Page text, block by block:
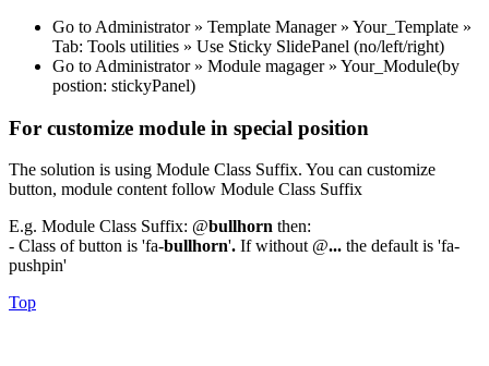
Go to Administrator » Template Manager » Your_Template »
Tab: Tools utilities » Use Sticky SlidePanel (no/left/right)
Go to Administrator » Module magager » Your_Module(by
postion: stickyPanel)
For customize module in special position
The solution is using Module Class Suffix. You can customize
button, module content follow Module Class Suffix
E.g. Module Class Suffix: @bullhorn then:
- Class of button is 'fa-bullhorn'. If without @... the default is 'fa-
pushpin'
Top